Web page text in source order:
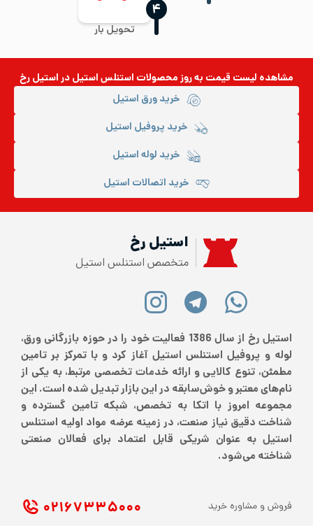
تحویل بار
‍۴
مشاهده لیست قیمت به روزمحصولات استنلس استیلدر استیل رخ
خرید ورق استیل
خرید پروفیل استیل
خرید لوله استیل
خرید اتصالات استیل
استیل رخ
متخصص استنلس استیل
استیل رخ از سال 1386 فعالیت خود را در حوزه بازرگانی ورق،
لوله و پروفیل استنلس استیل آغاز کرد و با تمرکز بر تامین
مطمئن، تنوع کالایی و ارائه خدمات تخصصی مرتبط، به یکی از
نام‌های معتبر و خوش‌سابقه در این بازار تبدیل شده است. این
مجموعه امروز با اتکا به تخصص، شبکه تامین گسترده و
شناخت دقیق نیاز صنعت، در زمینه عرضه مواد اولیه استنلس
استیل به عنوان شریکی قابل اعتماد برای فعالان صنعتی
شناخته می‌شود.
فروش و مشاوره خرید ۰۲۱ ۶۷۳۳۵۰۰۰